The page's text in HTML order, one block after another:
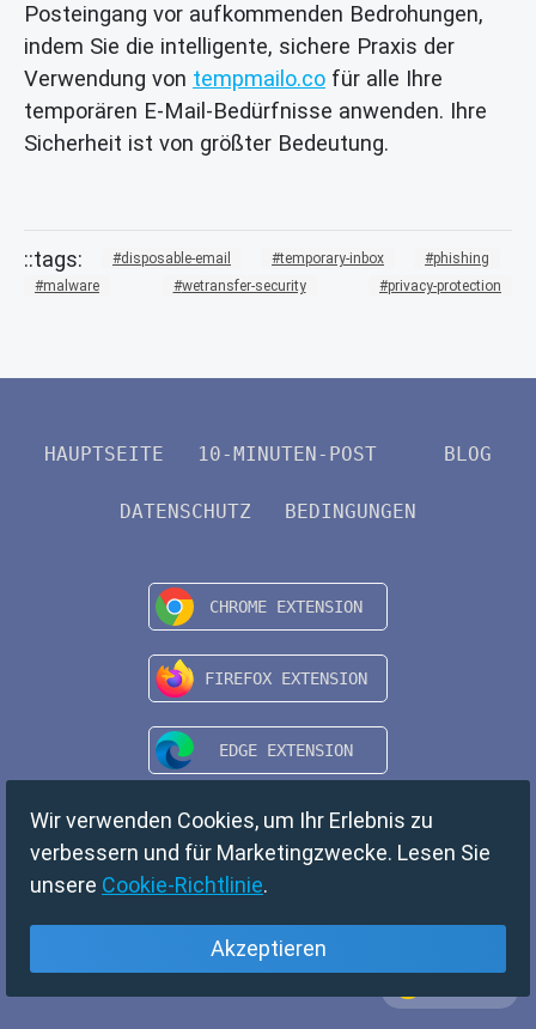
Posteingang vor aufkommenden Bedrohungen,
indem Sie die intelligente, sichere Praxis der
Verwendung von tempmailo.co für alle Ihre
temporären E-Mail-Bedürfnisse anwenden. Ihre
Sicherheit ist von größter Bedeutung.
disposable-email temporary-inbox
phishing
malware
wetransfer-security privacy-protection
HAUPTSEITE 10-MINUTEN-POST BLOG
DATENSCHUTZ BEDINGUNGEN
Wir verwenden Cookies, um Ihr Erlebnis zu
verbessern und für Marketingzwecke. Lesen Sie
unsere Cookie-Richtlinie.
Akzeptieren